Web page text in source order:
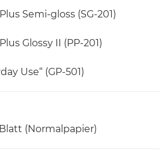
Semi-gloss (SG-201)
Glossy II (PP-201)
Use“ (GP-501)
(Normalpapier)